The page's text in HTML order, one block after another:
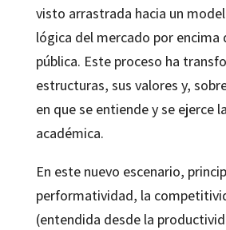
visto arrastrada hacia un
lógica del mercado por encima
pública. Este proceso ha
estructuras, sus valores y,
en que se entiende y se ejerce
académica.
En este nuevo escenario,
performatividad, la
(entendida desde la